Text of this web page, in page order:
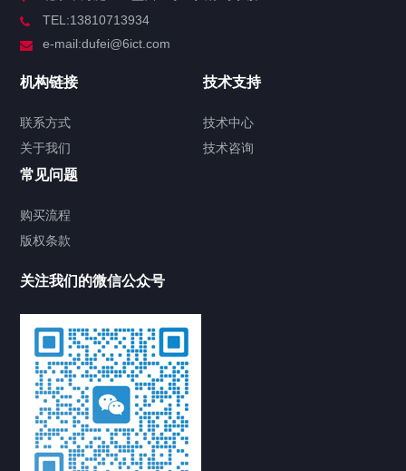
TEL:13810713934
e-mail:dufei@6ict.com
机构链接
联系方式
关于我们
技术支持
技术中心
技术咨询
常见问题
购买流程
版权条款
关注我们的微信公众号